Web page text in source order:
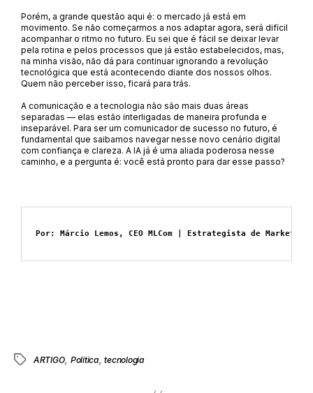
Porém, a grande questão aqui é: o mercado já está em
movimento. Se não começarmos a nos adaptar agora, será difícil
acompanhar o ritmo no futuro. Eu sei que é fácil se deixar levar
pela rotina e pelos processos que já estão estabelecidos, mas,
na minha visão, não dá para continuar ignorando a revolução
tecnológica que está acontecendo diante dos nossos olhos.
Quem não perceber isso, ficará para trás.
A comunicação e a tecnologia não são mais duas áreas
separadas — elas estão interligadas de maneira profunda e
inseparável. Para ser um comunicador de sucesso no futuro, é
fundamental que saibamos navegar nesse novo cenário digital
com confiança e clareza. A IA já é uma aliada poderosa nesse
caminho, e a pergunta é: você está pronto para dar esse passo?
Por: Márcio Lemos, CEO MLCom | Estrategista de
ARTIGO, Politica,tecnologia